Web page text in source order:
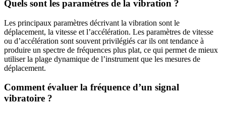
Quels sont les paramètres de la vibration ?
Les principaux paramètres décrivant la vibration sont le
déplacement, la vitesse et l’accélération. Les paramètres de vitesse
ou d’accélération sont souvent privilégiés car ils ont tendance à
produire un spectre de fréquences plus plat, ce qui permet de mieux
utiliser la plage dynamique de l’instrument que les mesures de
déplacement.
Comment évaluer la fréquence d’un signal
vibratoire ?